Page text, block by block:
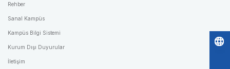
Rehber
Sanal Kampüs
Kampüs Bilgi Sistemi
Kurum Dışı Duyurular
İletişim